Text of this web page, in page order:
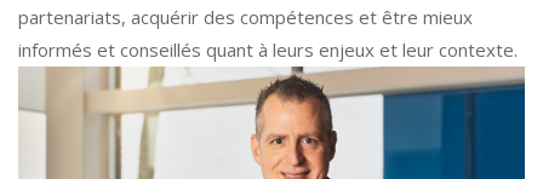
partenariats, acquérir des compétences et être mieux
informés et conseillés quant à leurs enjeux et leur contexte.